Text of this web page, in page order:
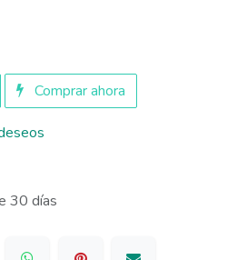
Comprar ahora
30 días